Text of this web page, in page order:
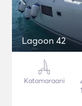
Lagoon 42
Katamaraani